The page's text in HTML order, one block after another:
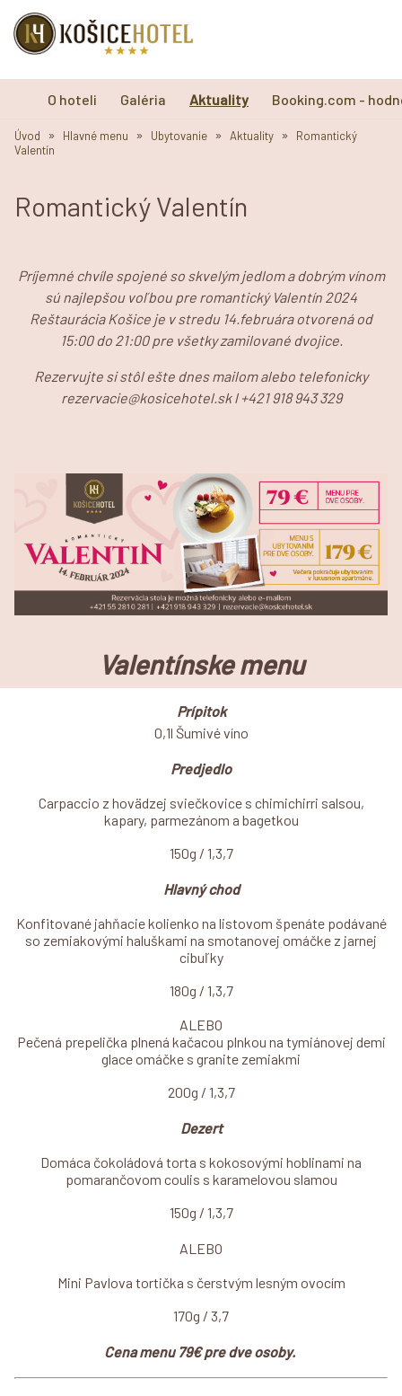
O hoteli Galéria Aktuality Booking.com -
Úvod » Hlavné menu » Ubytovanie » Aktuality »
Romantický
Valentín
Romantický Valentín
Príjemné chvíle spojené so skvelým jedlom a dobrým vínom
sú najlepšou voľbou pre romantický Valentín 2024
Reštaurácia Košice je v stredu 14.februára otvorená od
15:00 do 21:00 pre všetky zamilované dvojice.
Rezervujte si stôl ešte dnes mailom alebo telefonicky
rezervacie@kosicehotel.sk l +421 918 943 329
Valentínske menu
Prípitok
0,1l Šumivé víno
Predjedlo
Carpaccio z hovädzej sviečkovice s chimichirri salsou,
kapary, parmezánom a bagetkou
150g / 1,3,7
Hlavný chod
Konfitované jahňacie kolienko na listovom špenáte podávané
so zemiakovými haluškami na smotanovej omáčke z jarnej
cibuľky
180g / 1,3,7
ALEBO
Pečená prepelička plnená kačacou plnkou na tymiánovej demi
glace omáčke s granite zemiakmi
200g / 1,3,7
Dezert
Domáca čokoládová torta s kokosovými hoblinami na
pomarančovom coulis s karamelovou slamou
150g / 1,3,7
ALEBO
Mini Pavlova tortička s čerstvým lesným ovocím
170g / 3,7
Cena menu 79€ pre dve osoby.